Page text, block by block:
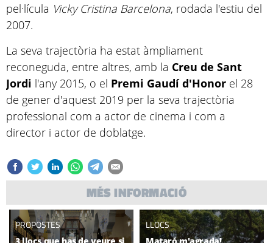
pel·lícula Vicky Cristina Barcelona, rodada l'estiu del
2007.
La seva trajectòria ha estat àmpliament
reconeguda, entre altres, amb la Creu de Sant
Jordi l'any 2015, o el Premi Gaudí d'Honor el 28
de gener d'aquest 2019 per la seva trajectòria
professional com a actor de cinema i com a
director i actor de doblatge.
MÉS INFORMACIÓ
PROPOSTES LLOCS